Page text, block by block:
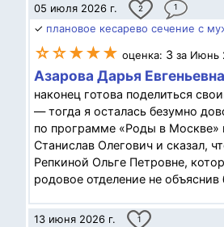
05 июля 2026 г. 2 1
✓ плановое кесарево сечение с
☆☆★★★ оценка: 3 за Июнь
Азарова Дарья Евгеньевна
наконец готова поделиться
— тогда я осталась безумно
по программе «Роды в Москве»
Станислав Олегович и сказал,
Репкиной Ольге Петровне,
родовое отделение не
13 июня 2026 г. 1